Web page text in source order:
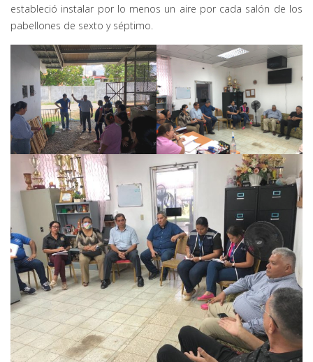
estableció instalar por lo menos un aire por cada salón de los
pabellones de sexto y séptimo.